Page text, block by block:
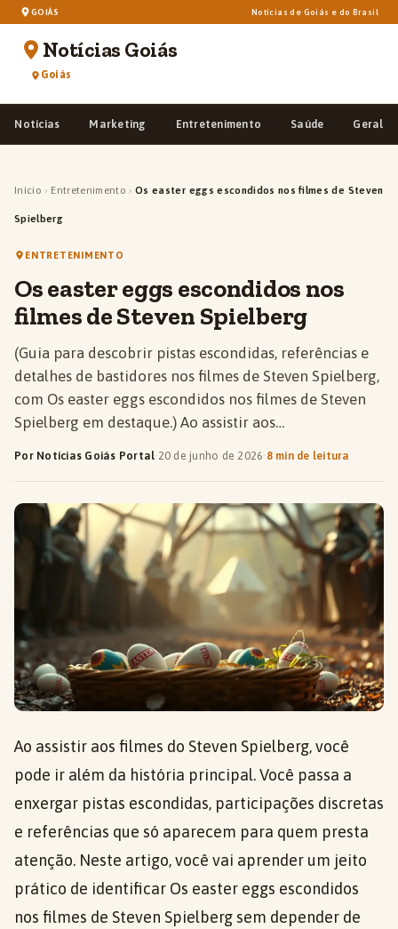
GOIÁS Notícias de Goiás e do Brasil
Notícias Goiás
Goiás
Notícias Marketing Entretenimento Saúde Geral
Início › Entretenimento › Os easter eggs escondidos nos filmes de Steven
Spielberg
ENTRETENIMENTO
Os easter eggs escondidos nos
filmes de Steven Spielberg
(Guia para descobrir pistas escondidas, referências e
detalhes de bastidores nos filmes de Steven Spielberg,
com Os easter eggs escondidos nos filmes de Steven
Spielberg em destaque.) Ao assistir aos…
Por Notícias Goiás Portal·20 de junho de 2026· 8 min de leitura
Ao assistir aos filmes do Steven Spielberg, você
pode ir além da história principal. Você passa a
enxergar pistas escondidas, participações discretas
e referências que só aparecem para quem presta
atenção. Neste artigo, você vai aprender um jeito
prático de identificar Os easter eggs escondidos
nos filmes de Steven Spielberg sem depender de